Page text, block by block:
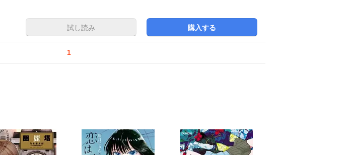
試し読み 購入する
1